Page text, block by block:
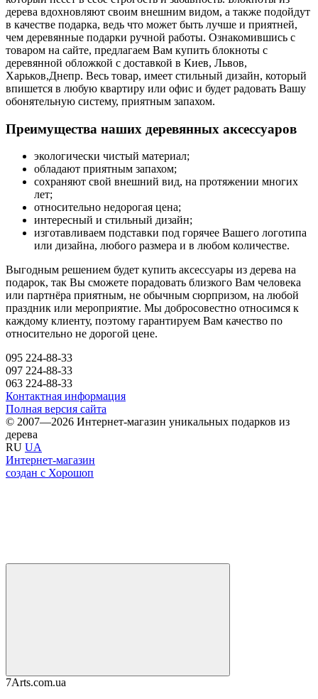
дерева вдохновляют своим внешним видом, а также подойдут
в качестве подарка, ведь что может быть лучше и приятней,
чем деревянные подарки ручной работы. Ознакомившись с
товаром на сайте, предлагаем Вам купить блокноты с
деревянной обложкой с доставкой в Киев, Львов,
Харьков,Днепр. Весь товар, имеет стильный дизайн, который
впишется в любую квартиру или офис и будет радовать Вашу
обонятельную систему, приятным запахом.
Преимущества наших деревянных аксессуаров
экологически чистый материал;
обладают приятным запахом;
сохраняют свой внешний вид, на протяжении многих
лет;
относительно недорогая цена;
интересный и стильный дизайн;
изготавливаем подставки под горячее Вашего логотипа
или дизайна, любого размера и в любом количестве.
Выгодным решением будет купить аксессуары из дерева на
подарок, так Вы сможете порадовать близкого Вам человека
или партнёра приятным, не обычным сюрпризом, на любой
праздник или мероприятие. Мы добросовестно относимся к
каждому клиенту, поэтому гарантируем Вам качество по
относительно не дорогой цене.
095 224-88-33
097 224-88-33
063 224-88-33
Контактная информация
Полная версия сайта
© 2007—2026 Интернет-магазин уникальных подарков из
дерева
RU UA
Интернет-магазин
создан с Хорошоп
7Arts.com.ua